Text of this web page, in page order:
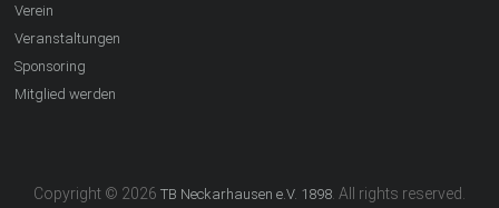
Verein
Veranstaltungen
Sponsoring
Mitglied werden
Copyright © 2026 TB Neckarhausen e.V. 1898. All rights reserved.